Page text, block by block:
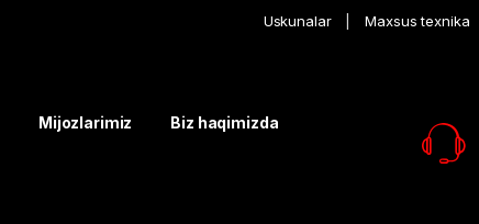
Uskunalar Maxsus texnika
Mijozlarimiz Biz haqimizda